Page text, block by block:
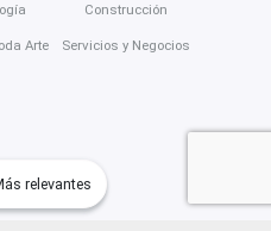
relevantes
Arte
Construcción
Servicios y Negocios